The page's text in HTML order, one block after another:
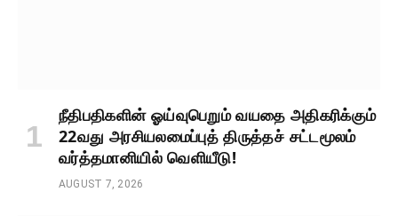
நீதிபதிகளின் ஓய்வுபெறும் வயதை அதிகரிக்கும்
22வது அரசியலமைப்புத் திருத்தச் சட்டமூலம்
வர்த்தமானியில் வெளியீடு!
AUGUST 7, 2026